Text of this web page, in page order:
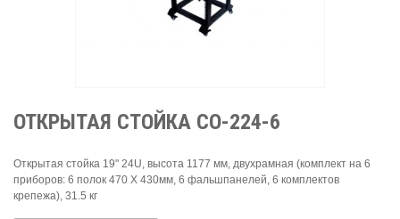
ОТКРЫТАЯ СТОЙКА СО-224-6
Открытая стойка 19" 24U, высота 1177 мм, двухрамная (комплект на 6
приборов: 6 полок 470 Х 430мм, 6 фальшпанелей, 6 комплектов
крепежа), 31.5 кг